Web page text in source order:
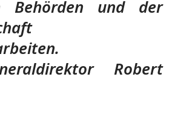
Behörden und der
Robert